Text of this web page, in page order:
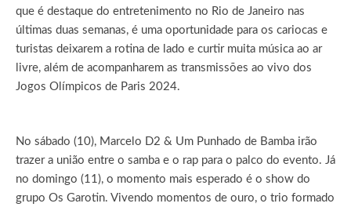
que é destaque do entretenimento no Rio de Janeiro nas
últimas duas semanas, é uma oportunidade para os cariocas e
turistas deixarem a rotina de lado e curtir muita música ao ar
livre, além de acompanharem as transmissões ao vivo dos
Jogos Olímpicos de Paris 2024.
No sábado (10), Marcelo D2 & Um Punhado de Bamba irão
trazer a união entre o samba e o rap para o palco do evento. Já
no domingo (11), o momento mais esperado é o show do
grupo Os Garotin. Vivendo momentos de ouro, o trio formado